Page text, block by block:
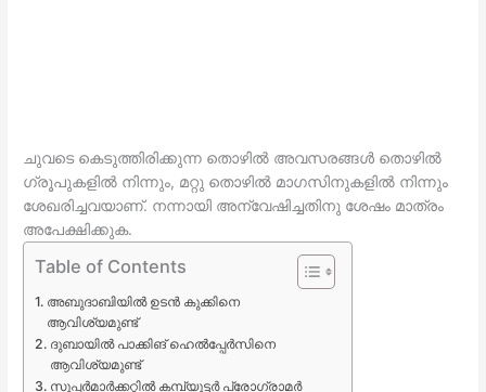
ചുവടെ കെടുത്തിരിക്കുന്ന തൊഴിൽ അവസരങ്ങൾ തൊഴിൽ
ഗ്രൂപുകളിൽ നിന്നും, മറ്റു തൊഴിൽ മാഗസിനുകളിൽ നിന്നും
ശേഖരിച്ചവയാണ്. നന്നായി അന്വേഷിച്ചതിനു ശേഷം മാത്രം
അപേക്ഷിക്കുക.
Table of Contents
അബുദാബിയിൽ ഉടൻ കുക്കിനെ
ആവിശ്യമുണ്ട്
ദുബായിൽ പാക്കിങ് ഹെൽപ്പേർസിനെ
ആവിശ്യമുണ്ട്
സൂപ്പർമാർക്കറ്റിൽ കമ്പ്യൂട്ടർ പ്രോഗ്രാമർ